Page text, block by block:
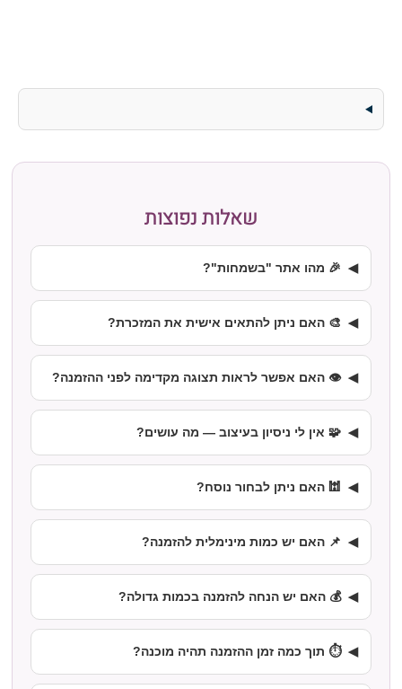
שאלות נפוצות
🎉 מהו אתר "בשמחות"?
🎨 האם ניתן להתאים אישית את המזכרת?
👁️ האם אפשר לראות תצוגה מקדימה לפני ההזמנה?
🧩 אין לי ניסיון בעיצוב — מה עושים?
🕍 האם ניתן לבחור נוסח?
📌 האם יש כמות מינימלית להזמנה?
💰 האם יש הנחה להזמנה בכמות גדולה?
⏱️ תוך כמה זמן ההזמנה תהיה מוכנה?